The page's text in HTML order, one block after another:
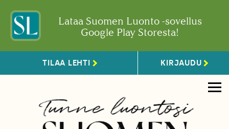
Lataa Suomen Luonto -sovellus
Google Play Storesta!
TILAA LEHTI KIRJAUDU